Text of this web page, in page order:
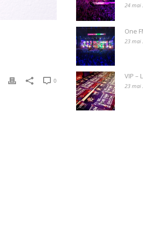
0
24 mai
One
23 mai
VIP –
23 mai